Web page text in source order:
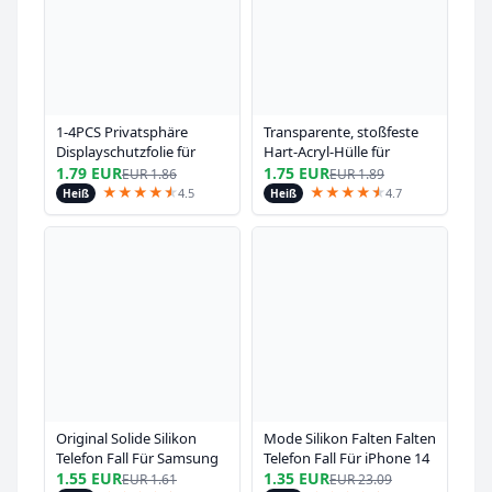
1-4PCS Privatsphäre
Displayschutzfolie für
Xiaomi Redmi Hinweis 12
11 10 13 Pro 11S 9 8 7 Plus
5G 10S 9S Anti-Spionage-
Glas für Redmi 10C 9A 9
1.79 EUREUR1.86
Heiß ★★★★★
★4.5
Transparente, stoßfeste
Hart-Acryl-Hülle für
iPhone 16 15 14 13 12 Mini
11 Pro XS Max X XR 7
8Plus SE, weiche Silikon-
Stoßstangenabdeckung
1.75 EUREUR1.89
Heiß ★★★★★
★4.7
Original Solide Silikon
Telefon Fall Für Samsung
Galaxy A55 A35 A25 A15
1.55 EUREUR1.61
Mode Silikon Falten Falten
Telefon Fall Für iPhone 14
13 12 11 15 Pro Max SE X
1.35 EUREUR23.09